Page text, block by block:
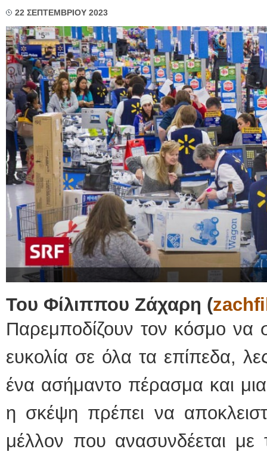
22 ΣΕΠΤΕΜΒΡΙΟΥ 2023
Του Φίλιππου Ζάχαρη (
Παρεμποδίζουν τον κόσμο να
ευκολία σε όλα τα επίπεδα,
ένα ασήμαντο πέρασμα και μια
η σκέψη πρέπει να
μέλλον που ανασυνδέεται με